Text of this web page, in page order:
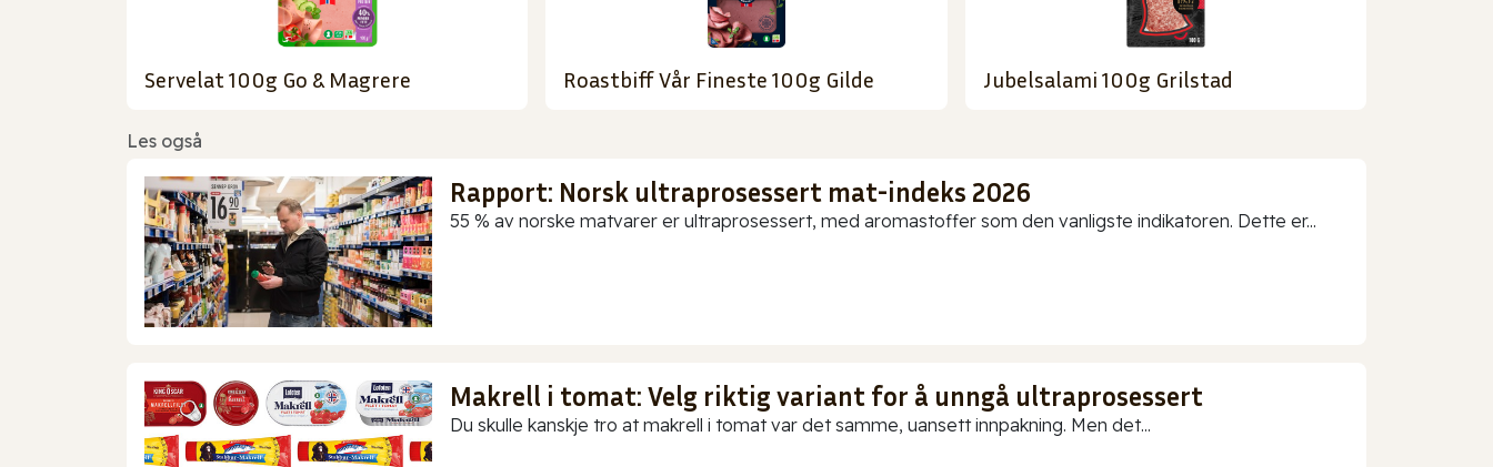
Servelat 100g Go & Magrere Roastbiff Vår Fineste 100g Gilde Jubelsalami 100g Grilstad
Les også
Rapport: Norsk ultraprosessert mat-indeks 2026
55 % av norske matvarer er ultraprosessert, med aromastoffer som den vanligste indikatoren. Dette er...
Makrell i tomat: Velg riktig variant for å unngå ultraprosessert
Du skulle kanskje tro at makrell i tomat var det samme, uansett innpakning. Men det...